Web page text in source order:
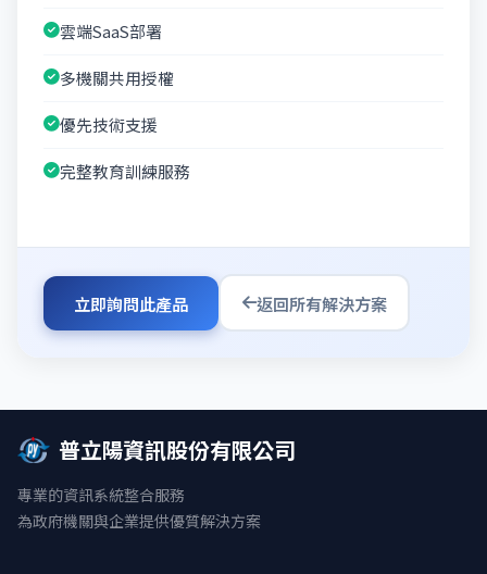
雲端SaaS部署
多機關共用授權
優先技術支援
完整教育訓練服務
立即詢問此產品 返回所有解決方案
普立陽資訊股份有限公司
專業的資訊系統整合服務
為政府機關與企業提供優質解決方案